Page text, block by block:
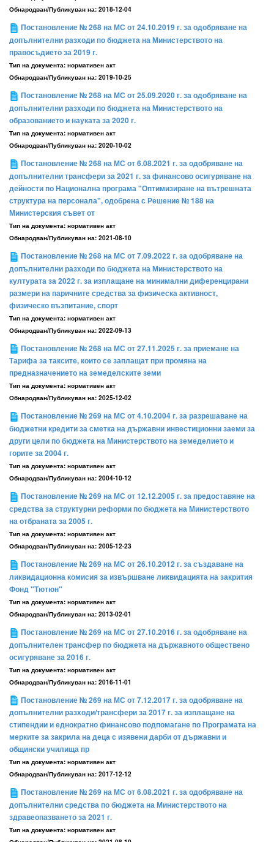
Обнародван/Публикуван на: 2018-12-04
Постановление № 268 на МС от 24.10.2019 г. за одобряване на
допълнителни разходи по бюджета на Министерството на
правосъдието за 2019 г.
Тип на документа: нормативен акт
Обнародван/Публикуван на: 2019-10-25
Постановление № 268 на МС от 25.09.2020 г. за одобряване на
допълнителни разходи по бюджета на Министерството на
образованието и науката за 2020 г.
Тип на документа: нормативен акт
Обнародван/Публикуван на: 2020-10-02
Постановление № 268 на МС от 6.08.2021 г. за одобряване на
допълнителни трансфери за 2021 г. за финансово осигуряване на
дейности по Национална програма "Оптимизиране на вътрешната
структура на персонала", одобрена с Решение № 188 на
Министерския съвет от
Тип на документа: нормативен акт
Обнародван/Публикуван на: 2021-08-10
Постановление № 268 на МС от 7.09.2022 г. за одобряване на
допълнителни разходи по бюджета на Министерството на
културата за 2022 г. за изплащане на минимални диференцирани
размери на паричните средства за физическа активност,
физическо възпитание, спорт
Тип на документа: нормативен акт
Обнародван/Публикуван на: 2022-09-13
Постановление № 268 на МС от 27.11.2025 г. за приемане на
Тарифа за таксите, които се заплащат при промяна на
предназначението на земеделските земи
Тип на документа: нормативен акт
Обнародван/Публикуван на: 2025-12-02
Постановление № 269 на МС от 4.10.2004 г. за разрешаване на
бюджетни кредити за сметка на държавни инвестиционни заеми за
други цели по бюджета на Министерството на земеделието и
горите за 2004 г.
Тип на документа: нормативен акт
Обнародван/Публикуван на: 2004-10-12
Постановление № 269 на МС от 12.12.2005 г. за предоставяне на
средства за структурни реформи по бюджета на Министерството
на отбраната за 2005 г.
Тип на документа: нормативен акт
Обнародван/Публикуван на: 2005-12-23
Постановление № 269 на МС от 26.10.2012 г. за създаване на
ликвидационна комисия за извършване ликвидацията на закрития
Фонд "Тютюн"
Тип на документа: нормативен акт
Обнародван/Публикуван на: 2013-02-01
Постановление № 269 на МС от 27.10.2016 г. за одобряване на
допълнителен трансфер по бюджета на държавното обществено
осигуряване за 2016 г.
Тип на документа: нормативен акт
Обнародван/Публикуван на: 2016-11-01
Постановление № 269 на МС от 7.12.2017 г. за одобряване на
допълнителни разходи/трансфери за 2017 г. за изплащане на
стипендии и еднократно финансово подпомагане по Програмата на
мерките за закрила на деца с изявени дарби от държавни и
общински училища пр
Тип на документа: нормативен акт
Обнародван/Публикуван на: 2017-12-12
Постановление № 269 на МС от 6.08.2021 г. за одобряване на
допълнителни средства по бюджета на Министерството на
здравеопазването за 2021 г.
Тип на документа: нормативен акт